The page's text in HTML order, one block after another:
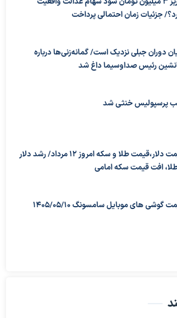
جزئیات زمان احتمالی پرداخت
دوران جبلی نزدیک است/ گمانه‌زنی‌ها درباره
رئیس صداوسیما داغ شد
پرسپولیس خنثی شد
قیمت دلار،قیمت طلا و سکه امروز ۱۲ مرداد/ رشد دلار
افت قیمت سکه امامی
گوشی های موبایل سامسونگ 1405/05/10